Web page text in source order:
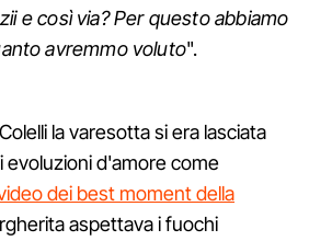
e così via? Per questo abbiamo
avremmo voluto".
la varesotta si era lasciata
evoluzioni d'amore come
dei best moment della
aspettava i fuochi